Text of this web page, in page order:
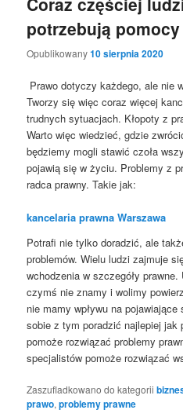
potrzebują
Opublikowany10 sierpnia 2020
Prawo dotyczy każdego, ale nie
Tworzy się więc coraz więcej
trudnych sytuacjach. Kłopoty z
Warto więc wiedzieć, gdzie
będziemy mogli stawić czoła
pojawią się w życiu. Problemy z
radca prawny. Takie jak:
kancelaria prawna Warszawa
Potrafi nie tylko doradzić, ale
problemów. Wielu ludzi zajmuje
wchodzenia w szczegóły
czymś nie znamy i wolimy
nie mamy wpływu na
sobie z tym poradzić najlepiej jak
pomoże rozwiązać problemy
specjalistów pomoże rozwiązać
Zaszufladkowano do kategorii
prawo,problemy prawne